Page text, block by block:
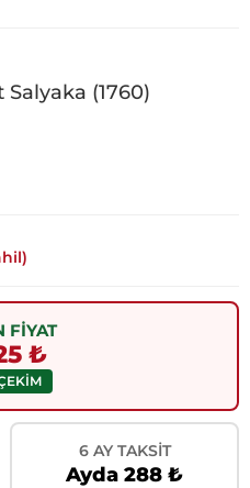
(1760)
FİYAT
₺
6 AY TAKSIT
Ayda 288 ₺